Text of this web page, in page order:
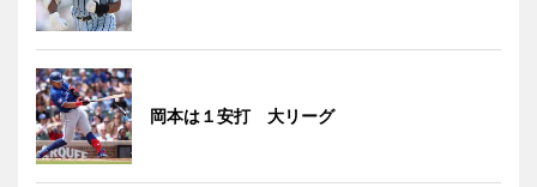
岡本は１安打 大リーグ